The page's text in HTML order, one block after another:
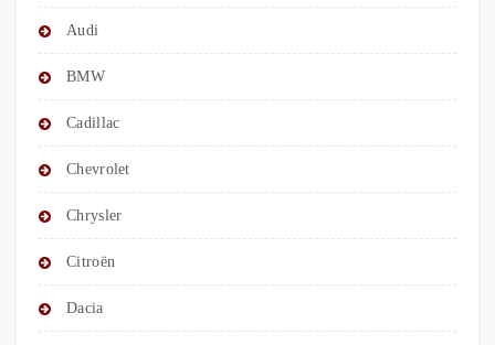
Audi
BMW
Cadillac
Chevrolet
Chrysler
Citroën
Dacia